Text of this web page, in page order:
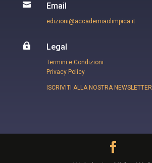
 Email
edizioni@accademiaolimpica.it
 Legal
Termini e Condizioni
Privacy Policy
ISCRIVITI ALLA NOSTRA NEWSLETTER